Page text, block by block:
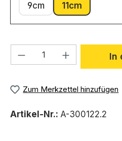
9cm
11cm
Produkt Anzahl: In
Zum Merkzettel hinzufügen
Artikel-Nr.: A-300122.2